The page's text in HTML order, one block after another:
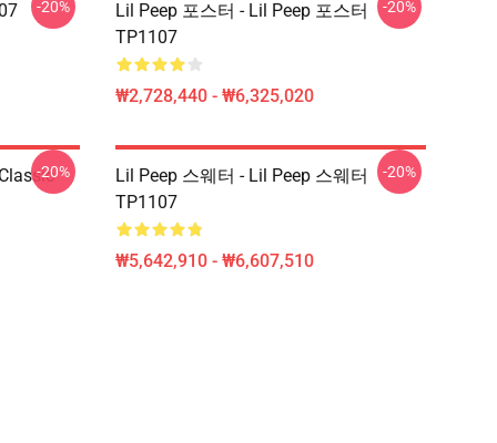
-20%
Lil Peep 포스터 - Lil Peep 포스터
TP1107
₩2,728,440 - ₩6,325,020
-20%
-20%
Lil Peep 스웨터 - Lil Peep 스웨터
TP1107
₩5,642,910 - ₩6,607,510
-20%